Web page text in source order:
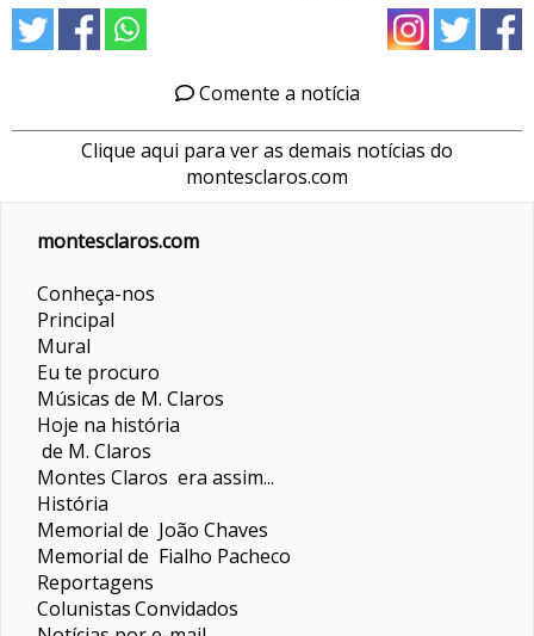
Comente a notícia
Clique aqui para ver as demais notícias do
montesclaros.com
montesclaros.com
Conheça-nos
Principal
Mural
Eu te procuro
Músicas de M. Claros
Hoje na história
de M. Claros
Montes Claros era assim...
História
Memorial de João Chaves
Memorial de Fialho Pacheco
Reportagens
ColunistasConvidados